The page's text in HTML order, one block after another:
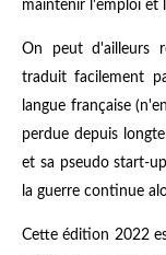
maintenir l'emploi et
On peut d'ailleurs
traduit facilement
langue française
perdue depuis
et sa pseudo start-
la guerre continue
Cette édition 2022